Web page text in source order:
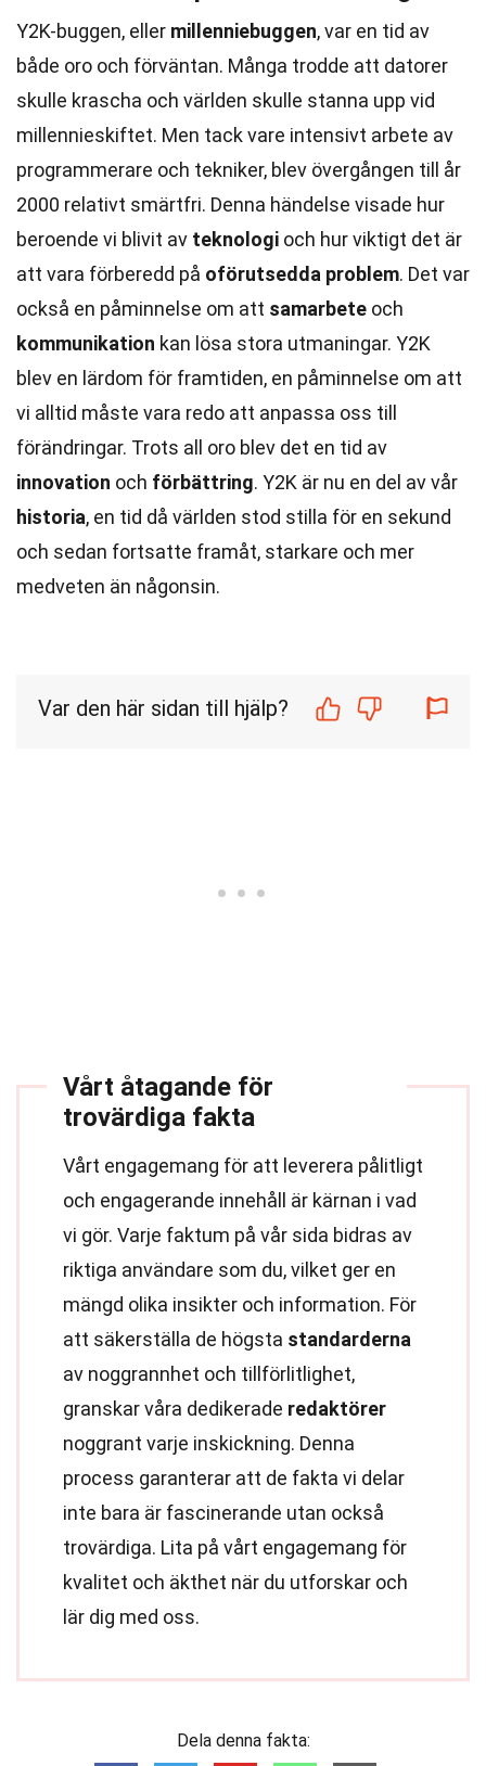
Y2K-buggen, eller millenniebuggen, var en tid av
både oro och förväntan. Många trodde att datorer
skulle krascha och världen skulle stanna upp vid
millennieskiftet. Men tack vare intensivt arbete av
programmerare och tekniker, blev övergången till år
2000 relativt smärtfri. Denna händelse visade hur
beroende vi blivit av teknologi och hur viktigt det är
att vara förberedd på oförutsedda problem. Det var
också en påminnelse om att samarbete och
kommunikation kan lösa stora utmaningar. Y2K
blev en lärdom för framtiden, en påminnelse om att
vi alltid måste vara redo att anpassa oss till
förändringar. Trots all oro blev det en tid av
innovation och förbättring. Y2K är nu en del av vår
historia, en tid då världen stod stilla för en sekund
och sedan fortsatte framåt, starkare och mer
medveten än någonsin.
Var den här sidan till hjälp?
Vårt åtagande för
trovärdiga fakta
Vårt engagemang för att leverera pålitligt
och engagerande innehåll är kärnan i vad
vi gör. Varje faktum på vår sida bidras av
riktiga användare som du, vilket ger en
mängd olika insikter och information. För
att säkerställa de högsta standarderna
av noggrannhet och tillförlitlighet,
granskar våra dedikerade redaktörer
noggrant varje inskickning. Denna
process garanterar att de fakta vi delar
inte bara är fascinerande utan också
trovärdiga. Lita på vårt engagemang för
kvalitet och äkthet när du utforskar och
lär dig med oss.
Dela denna fakta: